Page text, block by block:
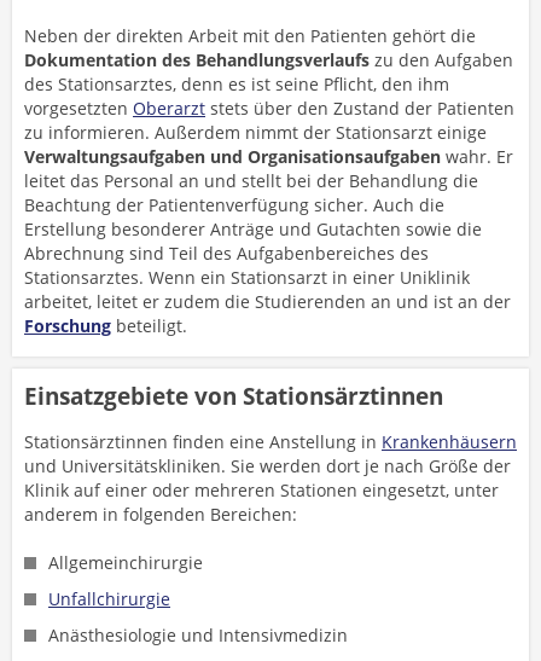
Neben der direkten Arbeit mit den Patienten gehört die
Dokumentation des Behandlungsverlaufs zu den Aufgaben
des Stationsarztes, denn es ist seine Pflicht, den ihm
vorgesetzten Oberarzt stets über den Zustand der Patienten
zu informieren. Außerdem nimmt der Stationsarzt einige
Verwaltungsaufgaben und Organisationsaufgaben wahr. Er
leitet das Personal an und stellt bei der Behandlung die
Beachtung der Patientenverfügung sicher. Auch die
Erstellung besonderer Anträge und Gutachten sowie die
Abrechnung sind Teil des Aufgabenbereiches des
Stationsarztes. Wenn ein Stationsarzt in einer Uniklinik
arbeitet, leitet er zudem die Studierenden an und ist an der
Forschung beteiligt.
Einsatzgebiete von Stationsärztinnen
Stationsärztinnen finden eine Anstellung in Krankenhäusern
und Universitätskliniken. Sie werden dort je nach Größe der
Klinik auf einer oder mehreren Stationen eingesetzt, unter
anderem in folgenden Bereichen:
Allgemeinchirurgie
Unfallchirurgie
Anästhesiologie und Intensivmedizin